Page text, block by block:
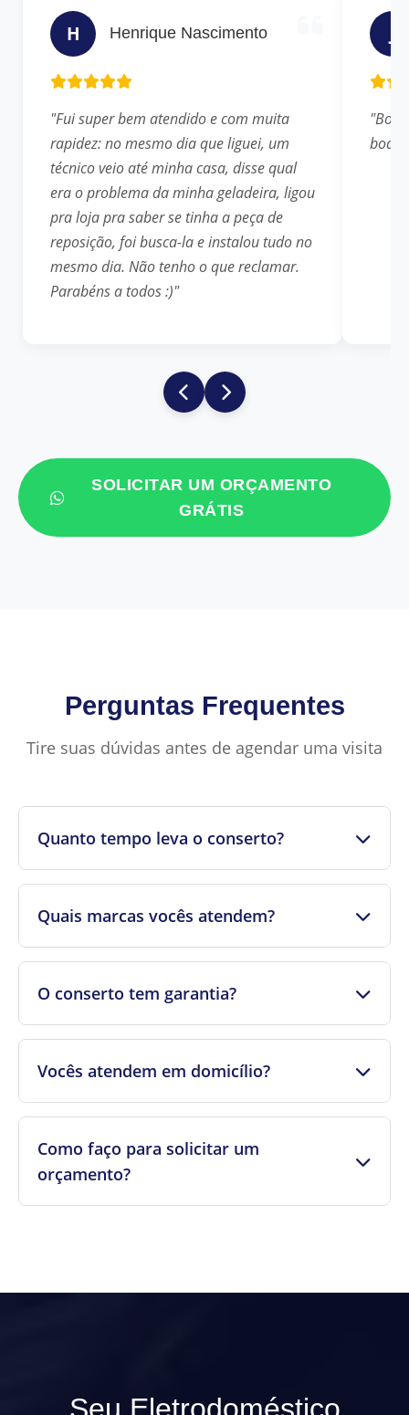
H Henrique Nascimento
"Fui super bem atendido e com muita
rapidez: no mesmo dia que liguei, um
técnico veio até minha casa, disse qual
era o problema da minha geladeira, ligou
pra loja pra saber se tinha a peça de
reposição, foi busca-la e instalou tudo no
mesmo dia. Não tenho o que reclamar.
Parabéns a todos :)"
boa"
SOLICITAR UM ORÇAMENTO
GRÁTIS
Perguntas Frequentes
Tire suas dúvidas antes de agendar uma visita
Quanto tempo leva o conserto?
Quais marcas vocês atendem?
O conserto tem garantia?
Vocês atendem em domicílio?
Como faço para solicitar um
orçamento?